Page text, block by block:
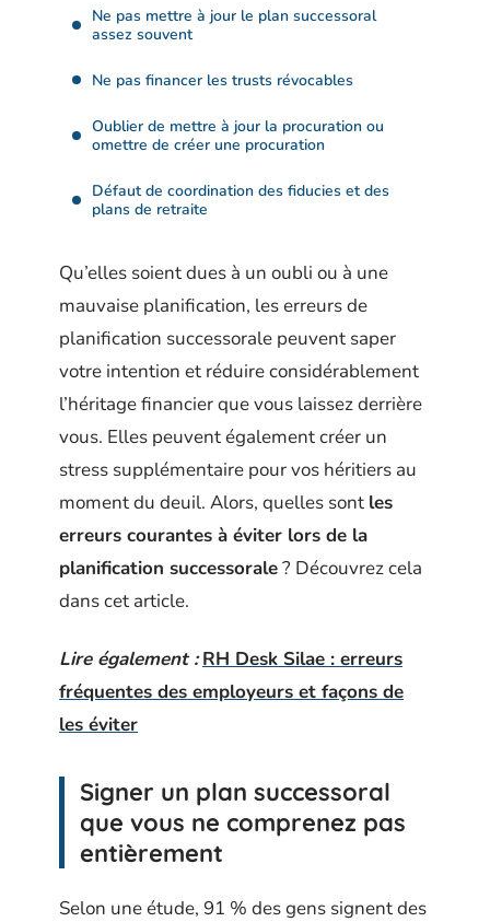
Ne pas mettre à jour le plan successoral
assez souvent
Ne pas financer les trusts révocables
Oublier de mettre à jour la procuration ou
omettre de créer une procuration
Défaut de coordination des fiducies et des
plans de retraite
Qu’elles soient dues à un oubli ou à une
mauvaise planification, les erreurs de
planification successorale peuvent saper
votre intention et réduire considérablement
l’héritage financier que vous laissez derrière
vous. Elles peuvent également créer un
stress supplémentaire pour vos héritiers au
moment du deuil. Alors, quelles sont les
erreurs courantes à éviter lors de la
planification successorale? Découvrez cela
dans cet article.
Lire également : RH Desk Silae : erreurs
fréquentes des employeurs et façons de
les éviter
Signer un plan successoral
que vous ne comprenez pas
entièrement
Selon une étude, 91 % des gens signent des